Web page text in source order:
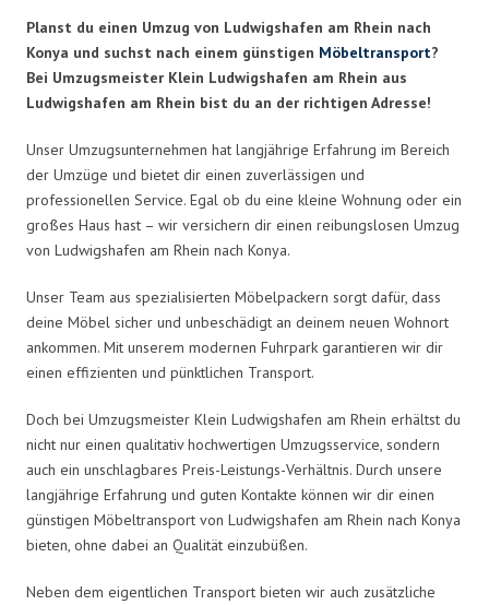
Planst du einen Umzug von Ludwigshafen am Rhein nach
Konya und suchst nach einem günstigen Möbeltransport?
Bei Umzugsmeister Klein Ludwigshafen am Rhein aus
Ludwigshafen am Rhein bist du an der richtigen Adresse!
Unser Umzugsunternehmen hat langjährige Erfahrung im Bereich
der Umzüge und bietet dir einen zuverlässigen und
professionellen Service. Egal ob du eine kleine Wohnung oder ein
großes Haus hast – wir versichern dir einen reibungslosen Umzug
von Ludwigshafen am Rhein nach Konya.
Unser Team aus spezialisierten Möbelpackern sorgt dafür, dass
deine Möbel sicher und unbeschädigt an deinem neuen Wohnort
ankommen. Mit unserem modernen Fuhrpark garantieren wir dir
einen effizienten und pünktlichen Transport.
Doch bei Umzugsmeister Klein Ludwigshafen am Rhein erhältst du
nicht nur einen qualitativ hochwertigen Umzugsservice, sondern
auch ein unschlagbares Preis-Leistungs-Verhältnis. Durch unsere
langjährige Erfahrung und guten Kontakte können wir dir einen
günstigen Möbeltransport von Ludwigshafen am Rhein nach Konya
bieten, ohne dabei an Qualität einzubüßen.
Neben dem eigentlichen Transport bieten wir auch zusätzliche